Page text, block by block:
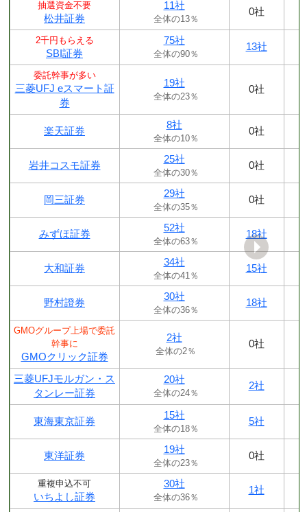
抽選資金不要
松井証券
11社
全体の13％
0社
2千円もらえる
SBI証券
75社
全体の90％
13社
委託幹事が多い
三菱UFJ eスマート証
券
19社
全体の23％
0社
楽天証券
8社
全体の10％
0社
岩井コスモ証券
25社
全体の30％
0社
岡三証券
29社
全体の35％
0社
みずほ証券
52社
全体の63％
18社
大和証券
34社
全体の41％
15社
野村證券
30社
全体の36％
18社
GMOグループ上場で委託
幹事に
GMOクリック証券
2社
全体の2％
0社
三菱UFJモルガン・ス
タンレー証券
20社
全体の24％
2社
東海東京証券
15社
全体の18％
5社
東洋証券
19社
全体の23％
0社
重複申込不可
いちよし証券
30社
全体の36％
1社